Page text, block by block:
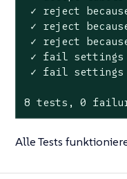
✓ reject
✓ reject
✓ reject
✓ fail settings
✓ fail settings
8 tests, 0
Alle Tests